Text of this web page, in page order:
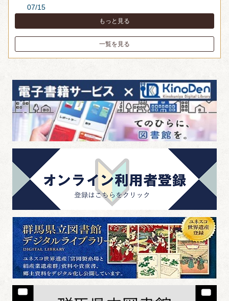
07/15
もっと見る
一覧を見る